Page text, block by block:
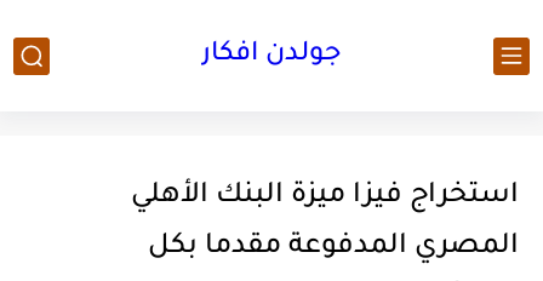
جولدن افكار
استخراج فيزا ميزة البنك الأهلي
المصري المدفوعة مقدما بكل